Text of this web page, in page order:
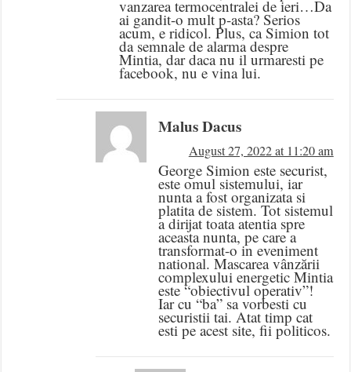
vanzarea termocentralei de ieri…Da
ai gandit-o mult p-asta? Serios
acum, e ridicol. Plus, ca Simion tot
da semnale de alarma despre
Mintia, dar daca nu il urmaresti pe
facebook, nu e vina lui.
Malus Dacus
August 27, 2022 at 11:20 am
George Simion este securist,
este omul sistemului, iar
nunta a fost organizata si
platita de sistem. Tot sistemul
a dirijat toata atentia spre
aceasta nunta, pe care a
transformat-o in eveniment
national. Mascarea vânzării
complexului energetic Mintia
este “obiectivul operativ”!
Iar cu “ba” sa vorbesti cu
securistii tai. Atat timp cat
esti pe acest site, fii politicos.